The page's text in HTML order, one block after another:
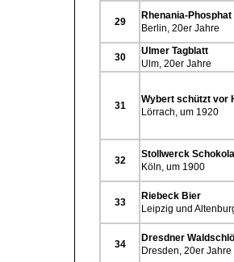
29
Rhenania-Phosphat
Berlin, 20er Jahre
30
Ulmer Tagblatt
Ulm, 20er Jahre
31
Wybert schützt vor
Lörrach, um 1920
32
Stollwerck
Köln, um 1900
33
Riebeck Bier
Leipzig und
34
Dresdner
Dresden, 20er Jahre